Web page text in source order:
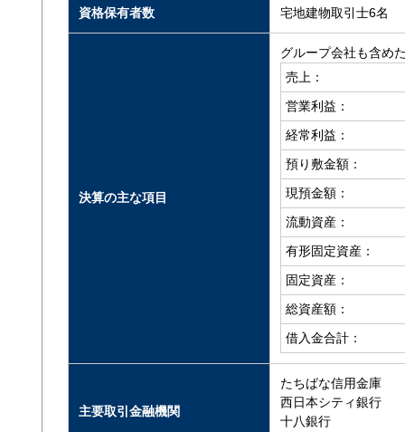
資格保有者数 宅地建物取引士6名
決算の主な項目
グループ会社も含め
売上：
営業利益：
経常利益：
預り敷金額：
現預金額：
流動資産：
有形固定資産：
固定資産：
総資産額：
借入金合計：
主要取引金融機関
たちばな信用金庫
西日本シティ銀行
十八銀行